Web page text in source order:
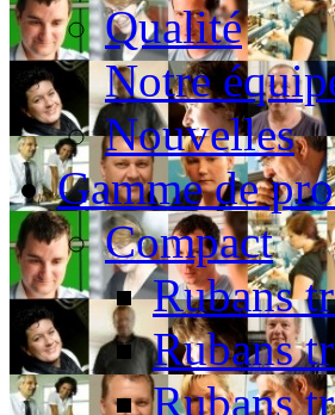
Qualité
Notre
Nouvelles
Gamme de
Compact
Rubans
Rubans
Rubans